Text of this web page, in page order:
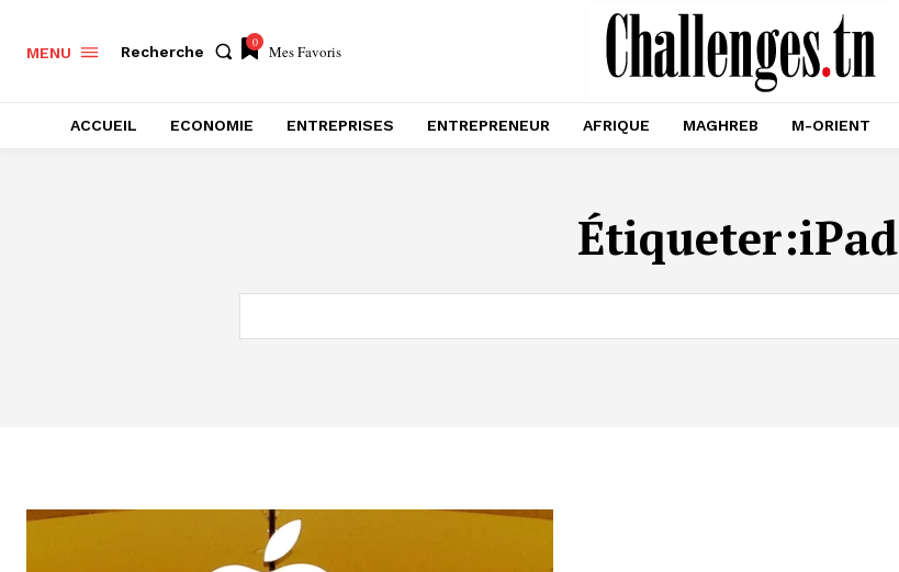
MENU Recherche
0 Mes Favoris
ACCUEIL ECONOMIE ENTREPRISES ENTREPRENEUR AFRIQUE MAGHREB M-ORIENT
Étiqueter:iPad